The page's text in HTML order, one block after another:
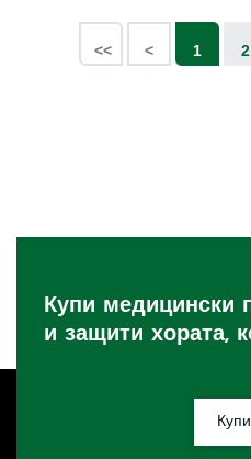
<< < 1 2
Купи медицински
и защити хората,
Купи